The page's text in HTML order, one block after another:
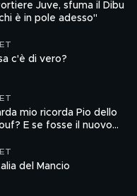
Juve, sfuma il Dibu
è in pole adesso"
c'è di vero?
mio ricorda Pio dello
E se fosse il nuovo
del Mancio